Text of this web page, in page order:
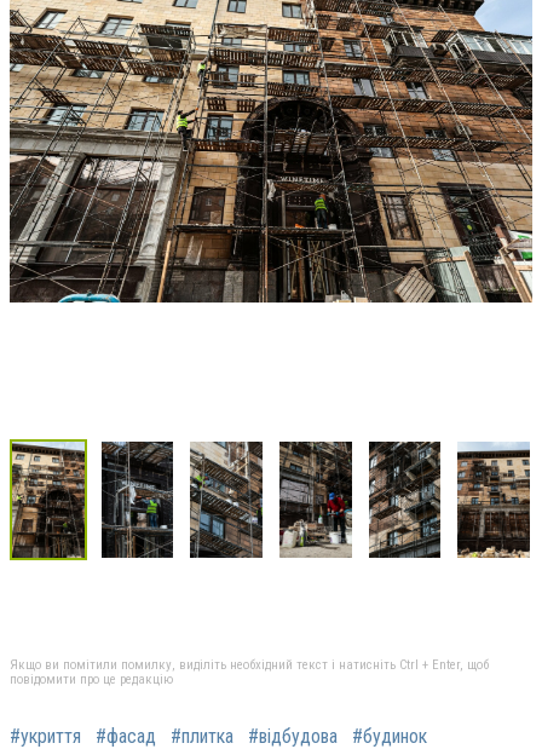
Якщо ви помітили помилку, виділіть необхідний текст і натисніть Ctrl + Enter, щоб
повідомити про це редакцію
#укриття #фасад #плитка #відбудова #будинок